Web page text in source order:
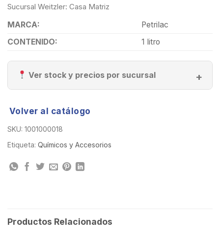
Sucursal Weitzler: Casa Matriz
MARCA:
Petrilac
CONTENIDO:
1 litro
Ver stock y precios por sucursal
Volver al catálogo
SKU: 1001000018
Etiqueta: Químicos y Accesorios
Productos Relacionados